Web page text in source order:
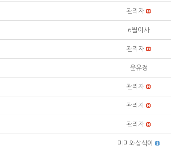
관리자
6월이사
관리자
윤유정
관리자
관리자
관리자
미미와삼식이